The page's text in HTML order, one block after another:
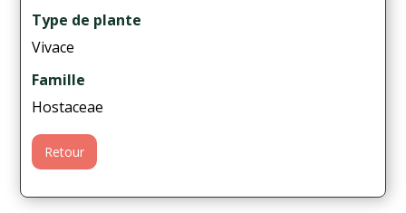
Type de plante
Vivace
Famille
Hostaceae
Retour